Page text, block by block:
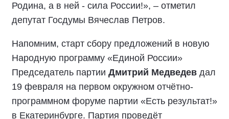
Родина, а в ней - сила России!», – отметил
депутат Госдумы Вячеслав Петров.
Напомним, старт сбору предложений в новую
Народную программу «Единой России»
Председатель партии Дмитрий Медведев дал
19 февраля на первом окружном отчётно-
программном форуме партии «Есть результат!»
в Екатеринбурге. Партия проведёт